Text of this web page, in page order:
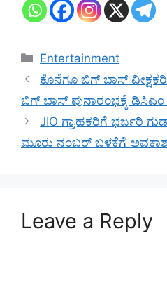
Categories
Entertainment
ಕೊನೆಗೂ ಬಿಗ್ ಬಾಸ್
ಬಿಗ್ ಬಾಸ್ ಪುನಾರಂಭಕ್ಕೆ ಡಿಸಿಎಂ
JIO ಗ್ರಾಹಕರಿಗೆ ಭರ್ಜರಿ
ಮೂರು ನಂಬರ್ ಬಳಕೆಗೆ
Leave a Reply